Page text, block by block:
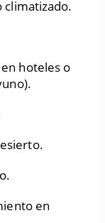
climatizado.
hoteles o
en